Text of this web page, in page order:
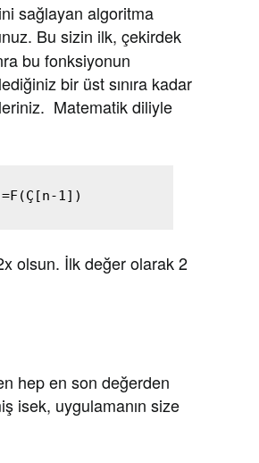
sağlayan algoritma
Bu sizin ilk, çekirdek
bu fonksiyonun
bir üst sınıra kadar
Matematik diliyle
1])
olsun. İlk değer olarak 2
hep en son değerden
isek, uygulamanın size